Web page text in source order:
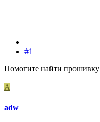
#1
Помогите найти
A
adw